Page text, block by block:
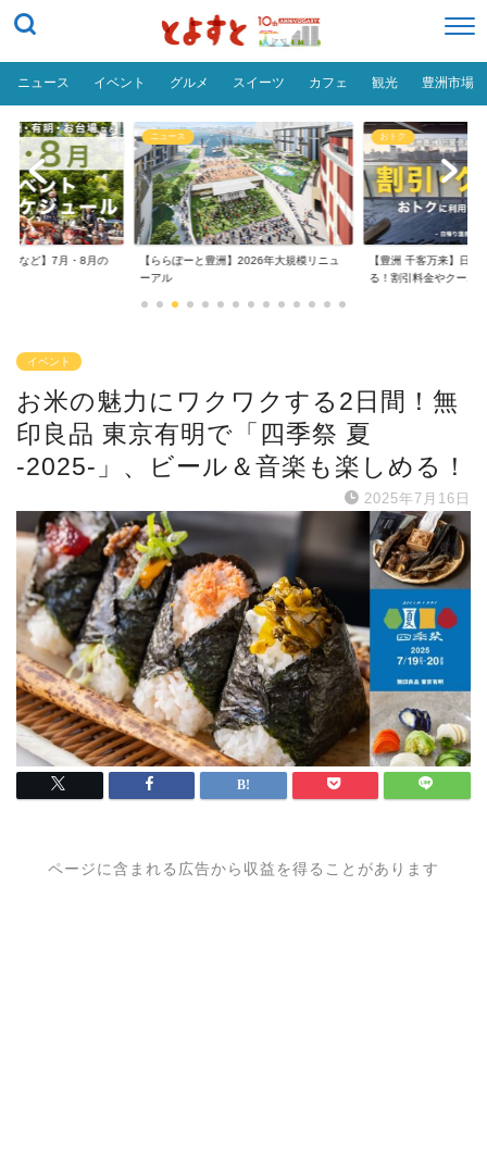
ニュース イベント グルメ スイーツ カフェ 観光 豊洲市場
場など】7月・8月の
ニュース
【ららぽーと豊洲】2026年大規模リニュ
ーアル
おトク
【豊洲 千客万来】日帰
る！割引料金やクーポ...
イベント
お米の魅力にワクワクする2日間！無
印良品 東京有明で「四季祭 夏
-2025-」、ビール＆音楽も楽しめる！
2025年7月16日
ページに含まれる広告から収益を得ることがあります